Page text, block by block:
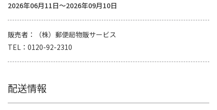
2026年06月11日～2026年09月10日
販売者
（株）郵便局物販サービス
TEL
0120-92-2310
配送情報